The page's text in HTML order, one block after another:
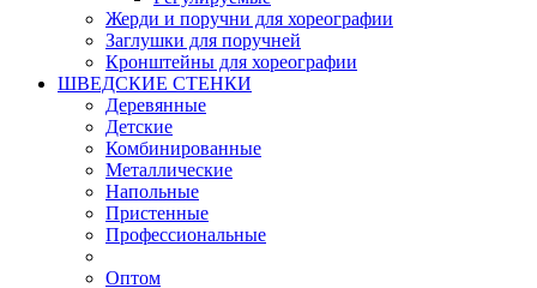
Жерди и поручни для хореографии
Заглушки для поручней
Кронштейны для хореографии
ШВЕДСКИЕ СТЕНКИ
Деревянные
Детские
Комбинированные
Металлические
Напольные
Пристенные
Профессиональные
Оптом